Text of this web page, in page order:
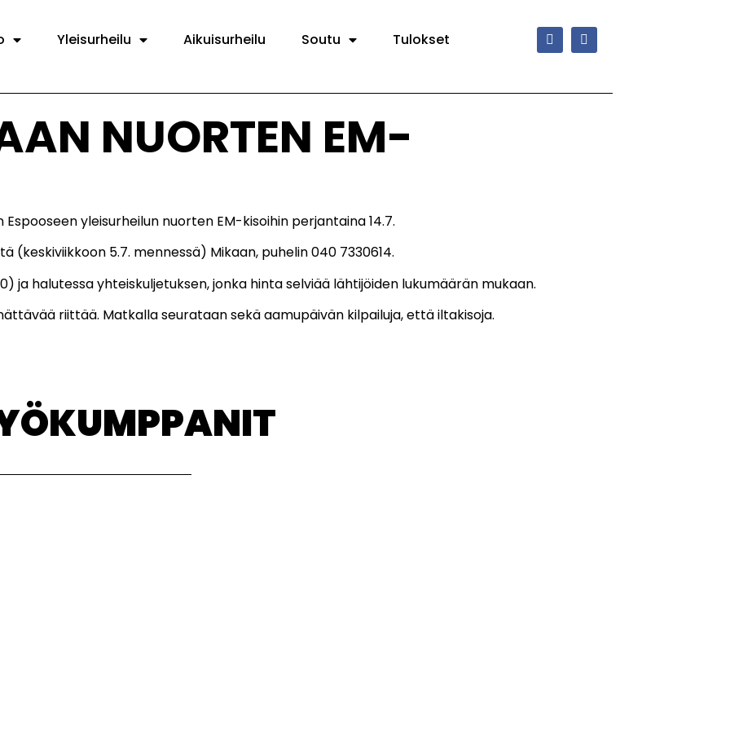
Yleisurheilu Aikuisurheilu Soutu Tulokset
NUORTEN EM-
yleisurheilun nuorten EM-kisoihin perjantaina 14.7.
(keskiviikkoon 5.7. mennessä) Mikaan, puhelin 040 7330614.
ja halutessa yhteiskuljetuksen, jonka hinta selviää lähtijöiden lukumäärän mukaan.
riittää. Matkalla seurataan sekä aamupäivän kilpailuja, että iltakisoja.